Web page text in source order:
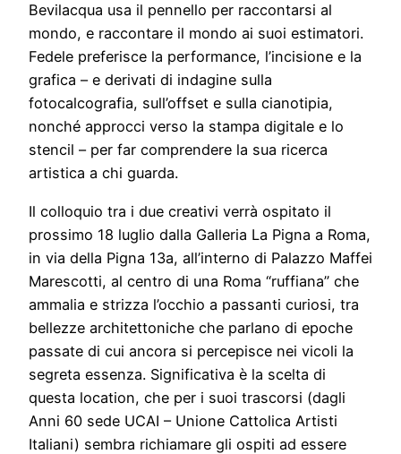
Bevilacqua usa il pennello per raccontarsi al
mondo, e raccontare il mondo ai suoi estimatori.
Fedele preferisce la performance, l’incisione e la
grafica – e derivati di indagine sulla
fotocalcografia, sull’offset e sulla cianotipia,
nonché approcci verso la stampa digitale e lo
stencil – per far comprendere la sua ricerca
artistica a chi guarda.
Il colloquio tra i due creativi verrà ospitato il
prossimo 18 luglio dalla Galleria La Pigna a Roma,
in via della Pigna 13a, all’interno di Palazzo Maffei
Marescotti, al centro di una Roma “ruffiana” che
ammalia e strizza l’occhio a passanti curiosi, tra
bellezze architettoniche che parlano di epoche
passate di cui ancora si percepisce nei vicoli la
segreta essenza. Significativa è la scelta di
questa location, che per i suoi trascorsi (dagli
Anni 60 sede UCAI – Unione Cattolica Artisti
Italiani) sembra richiamare gli ospiti ad essere